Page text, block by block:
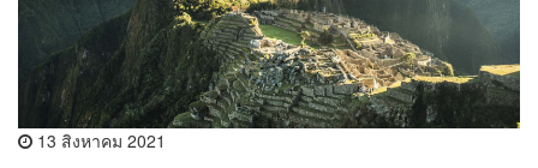
13 สิงหาคม 2021